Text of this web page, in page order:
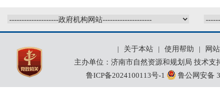
| 关于本站 | 使用帮助 |
网
主办单位：济南市自然资源和规划局 技术
鲁ICP备2024100113号-1
鲁公网安备